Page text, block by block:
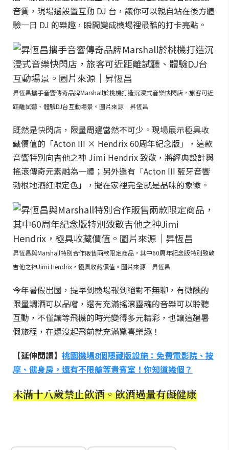
音質，現場還設置互動 DJ 台，讓你可以親自站在後方體
驗一日 DJ 的樂趣，瞬間變成機場裡最酷的打卡亮點。
昇恆昌攜手音響傳奇品牌Marshall於桃機打造沉浸式音樂快閃店，旅客可近
距離試聽、體驗DJ台互動場景。圖片來源｜昇恆昌
既然是快閃店，限量周邊當然不可少。現場展示極具收
藏價值的「Acton III × Hendrix 60周年紀念版」，這款
音響特別向吉他之神 Jimi Hendrix 致敬，將經典設計與
搖滾傳奇元素融為一體；另外還有「Acton III 藍牙音響
勃根地酒紅限定色」，擺在家裡完全就是品味的象徵。
昇恆昌與Marshall特別合作販售兩款限定商品，其中60周年紀念版特別致敬
吉他之神Jimi Hendrix，極具收藏價值。圖片來源｜昇恆昌
今年暑假出國，提早到機場報到絕對不無聊，有微醺的
限量調酒可以品嚐，還有充滿搖滾靈魂的音樂可以聆聽
互動，不僅讓等飛機的時光變得多元精彩，也讓這趟暑
假旅程，在還沒起飛前就充滿驚喜樂趣！
【延伸閱讀】 桃園機場8個隱藏版設施：免費電影院、按
摩、健身房，還有不限艙等貴賓室！你知道幾個？
未滿十八歲禁止飲酒。飲酒過量有礙健康